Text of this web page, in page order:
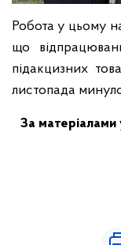
Робота у цьому
що
підакцизних
листопада
За матеріалами